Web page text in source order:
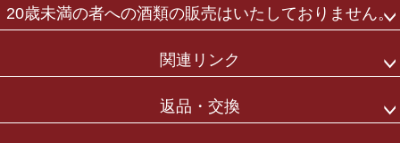
20歳未満の者への酒類の販売はいたしておりません。
関連リンク
返品・交換